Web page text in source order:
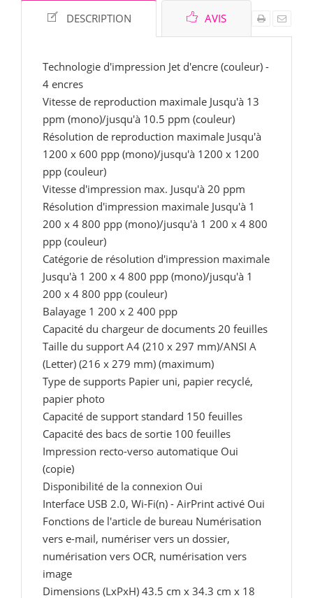
DESCRIPTION AVIS
Technologie d'impression Jet d'encre (couleur) -
4 encres
Vitesse de reproduction maximale Jusqu'à 13
ppm (mono)/jusqu'à 10.5 ppm (couleur)
Résolution de reproduction maximale Jusqu'à
1200 x 600 ppp (mono)/jusqu'à 1200 x 1200
ppp (couleur)
Vitesse d'impression max. Jusqu'à 20 ppm
Résolution d'impression maximale Jusqu'à 1
200 x 4 800 ppp (mono)/jusqu'à 1 200 x 4 800
ppp (couleur)
Catégorie de résolution d'impression maximale
Jusqu'à 1 200 x 4 800 ppp (mono)/jusqu'à 1
200 x 4 800 ppp (couleur)
Balayage 1 200 x 2 400 ppp
Capacité du chargeur de documents 20 feuilles
Taille du support A4 (210 x 297 mm)/ANSI A
(Letter) (216 x 279 mm) (maximum)
Type de supports Papier uni, papier recyclé,
papier photo
Capacité de support standard 150 feuilles
Capacité des bacs de sortie 100 feuilles
Impression recto-verso automatique Oui
(copie)
Disponibilité de la connexion Oui
Interface USB 2.0, Wi-Fi(n) - AirPrint activé Oui
Fonctions de l'article de bureau Numérisation
vers e-mail, numériser vers un dossier,
numérisation vers OCR, numérisation vers
image
Dimensions (LxPxH) 43.5 cm x 34.3 cm x 18